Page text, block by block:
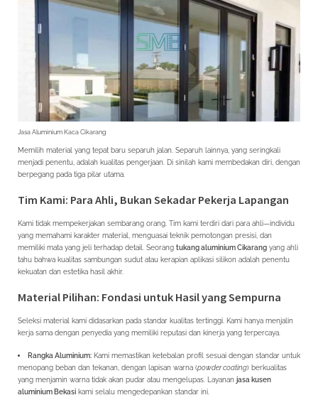
Jasa Aluminium Kaca Cikarang
Memilih material yang tepat baru separuh jalan. Separuh lainnya, yang seringkali
menjadi penentu, adalah kualitas pengerjaan. Di sinilah kami membedakan diri, dengan
berpegang pada tiga pilar utama.
Tim Kami: Para Ahli, Bukan Sekadar Pekerja Lapangan
Kami tidak mempekerjakan sembarang orang. Tim kami terdiri dari para ahli—individu
yang memahami karakter material, menguasai teknik pemotongan presisi, dan
memiliki mata yang jeli terhadap detail. Seorang tukang aluminium Cikarang yang ahli
tahu bahwa kualitas sambungan sudut atau kerapian aplikasi silikon adalah penentu
kekuatan dan estetika hasil akhir.
Material Pilihan: Fondasi untuk Hasil yang Sempurna
Seleksi material kami didasarkan pada standar kualitas tertinggi. Kami hanya menjalin
kerja sama dengan penyedia yang memiliki reputasi dan kinerja yang terpercaya.
Rangka Aluminium: Kami memastikan ketebalan profil sesuai dengan standar untuk
menopang beban dan tekanan, dengan lapisan warna (powder coating) berkualitas
yang menjamin warna tidak akan pudar atau mengelupas. Layanan jasa kusen
aluminium Bekasi kami selalu mengedepankan standar ini.